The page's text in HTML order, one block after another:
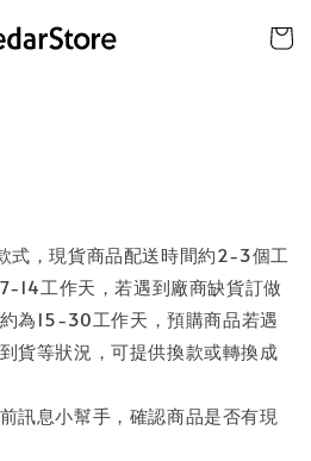
式，現貨商品配送時間約2-3個工
14工作天，若遇到廠商缺貨訂做
為15-30工作天，預購商品若遇
貨等狀況，可提供換款或轉換成
訊息小幫手，確認商品是否有現